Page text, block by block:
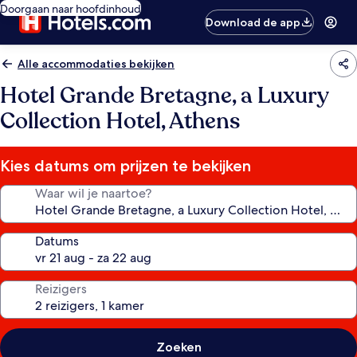
Doorgaan naar hoofdinhoud
Download de app
Alle accommodaties bekijken
Hotel Grande Bretagne, a Luxury
Collection Hotel, Athens
Kies datums om prijzen te bekijken
Waar wil je naartoe?
Datums
Reizigers
Zoeken